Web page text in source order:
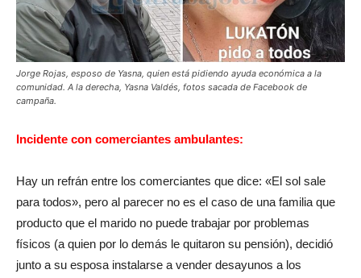
Jorge Rojas, esposo de Yasna, quien está pidiendo ayuda económica a la
comunidad. A la derecha, Yasna Valdés, fotos sacada de Facebook de
campaña.
Incidente con comerciantes ambulantes:
Hay un refrán entre los comerciantes que dice: «El sol sale
para todos», pero al parecer no es el caso de una familia que
producto que el marido no puede trabajar por problemas
físicos (a quien por lo demás le quitaron su pensión), decidió
junto a su esposa instalarse a vender desayunos a los